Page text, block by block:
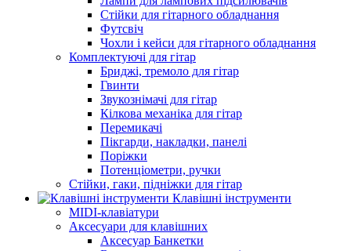
Стійки для гітарного обладнання
Футсвіч
Чохли і кейси для гітарного обладнання
Комплектуючі для гітар
Бриджі, тремоло для гітар
Гвинти
Звукознімачі для гітар
Кілкова механіка для гітар
Перемикачі
Пікгарди, накладки, панелі
Поріжки
Потенціометри, ручки
Стійки, гаки, підніжки для гітар
Клавішні інструменти
MIDI-клавіатури
Аксесуари для клавішних
Аксесуар Банкетки